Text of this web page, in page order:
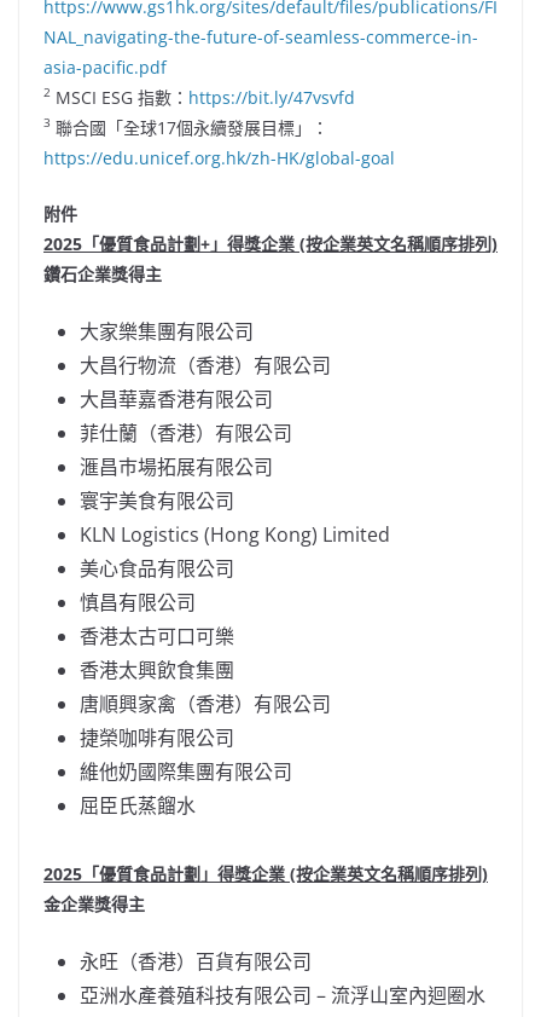
https://www.gs1hk.org/sites/default/files/publications/FI
NAL_navigating-the-future-of-seamless-commerce-in-
asia-pacific.pdf
2 MSCI ESG 指數： https://bit.ly/47vsvfd
3 聯合國「全球17個永續發展目標」：
https://edu.unicef.org.hk/zh-HK/global-goal
附件
2025「優質食品計劃+」得獎企業 (按企業英文名稱順序排列)
鑽石企業獎得主
大家樂集團有限公司
大昌行物流（香港）有限公司
大昌華嘉香港有限公司
菲仕蘭（香港）有限公司
滙昌巿場拓展有限公司
寰宇美食有限公司
KLN Logistics (Hong Kong) Limited
美心食品有限公司
慎昌有限公司
香港太古可口可樂
香港太興飲食集團
唐順興家禽（香港）有限公司
捷榮咖啡有限公司
維他奶國際集團有限公司
屈臣氏蒸餾水
2025 「優質食品計劃」得獎企業 (按企業英文名稱順序排列)
金企業獎得主
永旺（香港）百貨有限公司
亞洲水產養殖科技有限公司 – 流浮山室內迴圈水